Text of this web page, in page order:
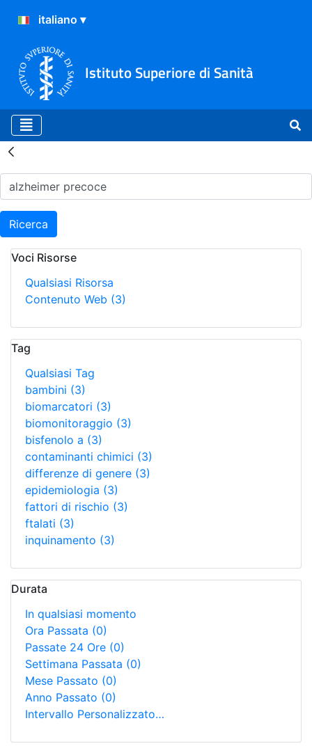
Istituto Superiore di Sanità
Risultati della Ricerca -
Ricerca
Voci Risorse
Qualsiasi Risorsa
Contenuto Web (3)
Tag
Qualsiasi Tag
bambini (3)
biomarcatori (3)
biomonitoraggio (3)
bisfenolo a (3)
contaminanti chimici (3)
differenze di genere (3)
epidemiologia (3)
fattori di rischio (3)
ftalati (3)
inquinamento (3)
Durata
In qualsiasi momento
Ora Passata (0)
Passate 24 Ore (0)
Settimana Passata (0)
Mese Passato (0)
Anno Passato (0)
Intervallo Personalizzato…